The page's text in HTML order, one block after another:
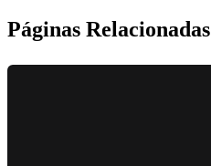
Páginas Relacionadas